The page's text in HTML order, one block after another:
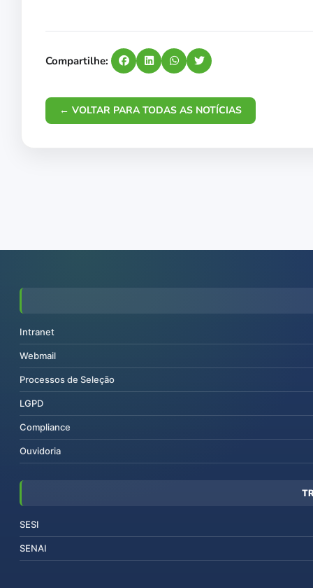
Compartilhe:
← VOLTAR PARA TODAS AS NOTÍCIAS
Intranet
Webmail
Processos de Seleção
LGPD
Compliance
Ouvidoria
SESI
SENAI